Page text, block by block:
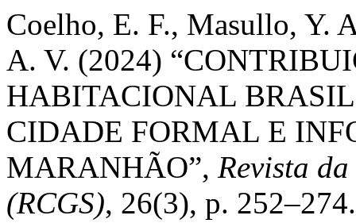
Coelho, E. F., Masullo, Y.
A. V. (2024)
HABITACIONAL
CIDADE FORMAL E
MARANHÃO”, Revista
(RCGS), 26(3), p.